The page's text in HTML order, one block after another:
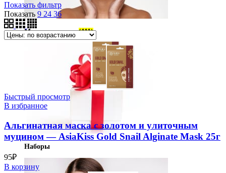
Маски для лица(111)
Наборы
Показать фильтр
Показать 9 24 36
Быстрый просмотр
В избранное
Альгинатная маска с золотом и улиточным
муцином — AsiaKiss Gold Snail Alginate Mask 25г
95₽
В корзину